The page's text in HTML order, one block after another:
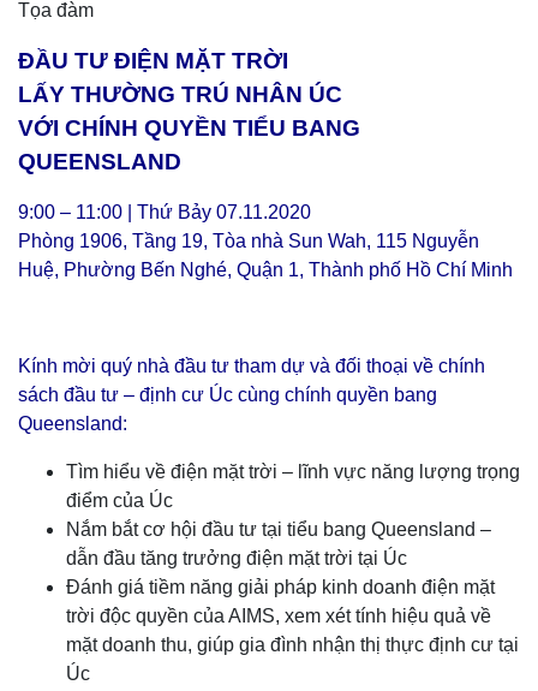
Tọa đàm
ĐẦU TƯ ĐIỆN MẶT TRỜI
LẤY THƯỜNG TRÚ NHÂN ÚC
VỚI CHÍNH QUYỀN TIỂU BANG
QUEENSLAND
9:00 – 11:00 | Thứ Bảy 07.11.2020
Phòng 1906, Tầng 19, Tòa nhà Sun Wah, 115 Nguyễn
Huệ, Phường Bến Nghé, Quận 1, Thành phố Hồ Chí Minh
Kính mời quý nhà đầu tư tham dự và đối thoại về chính
sách đầu tư – định cư Úc cùng chính quyền bang
Queensland:
Tìm hiểu về điện mặt trời – lĩnh vực năng lượng trọng
điểm của Úc
Nắm bắt cơ hội đầu tư tại tiểu bang Queensland –
dẫn đầu tăng trưởng điện mặt trời tại Úc
Đánh giá tiềm năng giải pháp kinh doanh điện mặt
trời độc quyền của AIMS, xem xét tính hiệu quả về
mặt doanh thu, giúp gia đình nhận thị thực định cư tại
Úc